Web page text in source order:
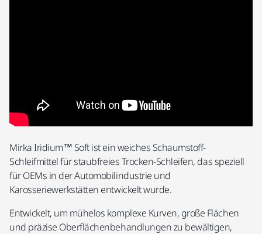
Mirka Iridium™ Soft ist ein weiches Schaumstoff-
Schleifmittel für staubfreies Trocken-Schleifen, das speziell
für OEMs in der Automobilindustrie und
Karosseriewerkstätten entwickelt wurde.
Entwickelt, um mühelos komplexe Kurven, große Flächen
und präzise Oberflächenbehandlungen zu bewältigen,